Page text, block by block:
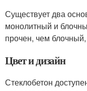
Существует два
монолитный и
прочен, чем
Цвет и дизайн
Стеклобетон